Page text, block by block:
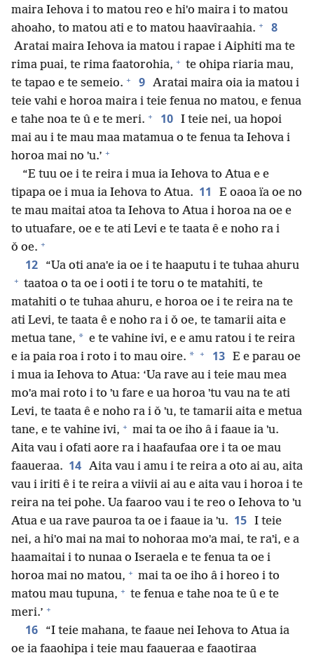
maira Iehova i to matou reo e hiˈo maira i to matou
ahoaho, to matou ati e to matou haavîraahia. + 8
Aratai maira Iehova ia matou i rapae i Aiphiti ma te
rima puai, te rima faatorohia, + te ohipa riaria mau,
te tapao e te semeio. + 9 Aratai maira oia ia matou i
teie vahi e horoa maira i teie fenua no matou, e fenua
e tahe noa te û e te meri. + 10 I teie nei, ua hopoi
mai au i te mau maa matamua o te fenua ta Iehova i
horoa mai no ˈu.’ +
“E tuu oe i te reira i mua ia Iehova to Atua e e
tipapa oe i mua ia Iehova to Atua. 11
E oaoa ïa oe no
te mau maitai atoa ta Iehova to Atua i horoa na oe e
to utuafare, oe e te ati Levi e te taata ê e noho ra i
ǒ oe. +
12 “Ua oti anaˈe ia oe i te haaputu i te tuhaa ahuru
+ taatoa o ta oe i ooti i te toru o te matahiti, te
matahiti o te tuhaa ahuru, e horoa oe i te reira na te
ati Levi, te taata ê e noho ra i ǒ oe, te tamarii aita e
metua tane, * e te vahine ivi, e e amu ratou i te reira
e ia paia roa i roto i to mau oire. * + 13 E e parau oe
i mua ia Iehova to Atua: ‘Ua rave au i teie mau mea
moˈa mai roto i to ˈu fare e ua horoa ˈtu vau na te ati
Levi, te taata ê e noho ra i ǒ ˈu, te tamarii aita e metua
tane, e te vahine ivi, + mai ta oe iho â i faaue ia ˈu.
Aita vau i ofati aore ra i haafaufaa ore i ta oe mau
faaueraa. 14 Aita vau i amu i te reira a oto ai au, aita
vau i iriti ê i te reira a viivii ai au e aita vau i horoa i te
reira na tei pohe. Ua faaroo vau i te reo o Iehova to ˈu
Atua e ua rave pauroa ta oe i faaue ia ˈu. 15 I teie
nei, a hiˈo mai na mai to nohoraa moˈa mai, te raˈi, e a
haamaitai i to nunaa o Iseraela e te fenua ta oe i
horoa mai no matou, + mai ta oe iho â i horeo i to
matou mau tupuna, + te fenua e tahe noa te û e te
meri.’ +
16
“I teie mahana, te faaue nei Iehova to Atua ia
oe ia faaohipa i teie mau faaueraa e faaotiraa